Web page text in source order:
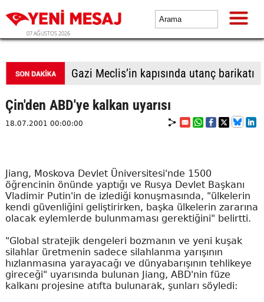
07 AĞUSTOS 2026
Gazi Meclis’in kapısında utanç barikatı
Çin'den ABD'ye kalkan uyarısı
18.07.2001 00:00:00
Jiang, Moskova Devlet Üniversitesi'nde 1500
öğrencinin önünde yaptığı ve Rusya Devlet Başkanı
Vladimir Putin'in de izlediği konuşmasında, "ülkelerin
kendi güvenliğini geliştirirken, başka ülkelerin zararına
olacak eylemlerde bulunmaması gerektiğini" belirtti.
"Global stratejik dengeleri bozmanın ve yeni kuşak
silahlar üretmenin sadece silahlanma yarışının
hızlanmasına yarayacağı ve dünyabarışının tehlikeye
gireceği" uyarısında bulunan Jiang, ABD'nin füze
kalkanı projesine atıfta bulunarak, şunları söyledi: